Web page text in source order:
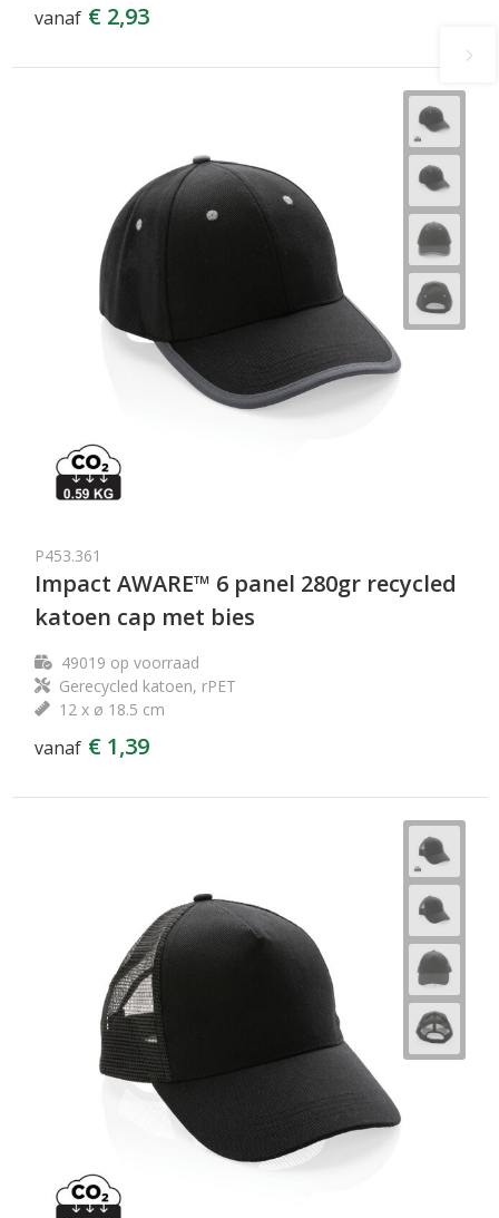
vanaf € 2,93
P453.361
Impact AWARE™ 6 panel 280gr recycled
katoen cap met bies
49019 op voorraad
Gerecycled katoen, rPET
12 x ø 18.5 cm
vanaf € 1,39